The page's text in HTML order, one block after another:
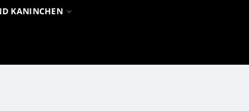
KANINCHEN